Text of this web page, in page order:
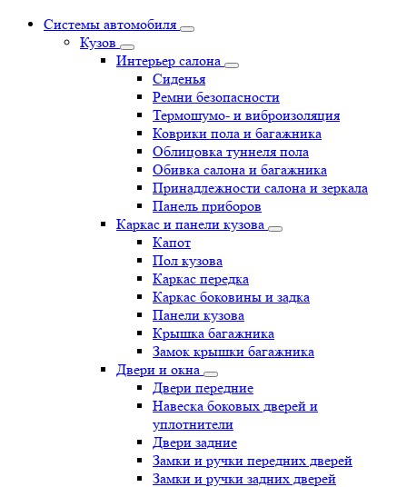
Системы автомобиля
Кузов
Интерьер салона
Сиденья
Ремни безопасности
Термошумо- и виброизоляция
Коврики пола и багажника
Облицовка туннеля пола
Обивка салона и багажника
Принадлежности салона и зеркала
Панель приборов
Каркас и панели кузова
Капот
Пол кузова
Каркас передка
Каркас боковины и задка
Панели кузова
Крышка багажника
Замок крышки багажника
Двери и окна
Двери передние
Навеска боковых дверей и
уплотнители
Двери задние
Замки и ручки передних дверей
Замки и ручки задних дверей